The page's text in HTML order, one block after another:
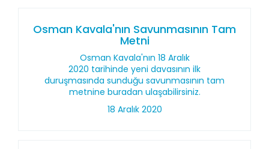
Osman Kavala'nın Savunmasının Tam
Metni
Osman Kavala'nın 18 Aralık
2020 tarihinde yeni davasının ilk
duruşmasında sunduğu savunmasının tam
metnine buradan ulaşabilirsiniz.
18 Aralık 2020